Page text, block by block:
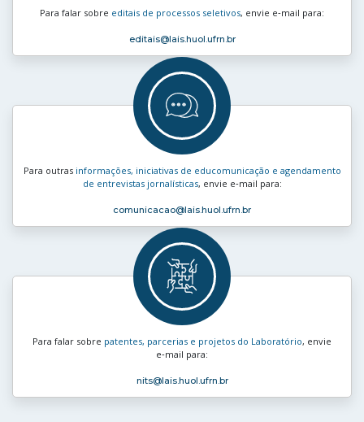
Para falar sobre editais de processos seletivos, envie e‑mail para:
editais@lais.huol.ufrn.br
Para outras informações, iniciativas de educomunicação e agendamento
de entrevistas jornalísticas, envie e‑mail para:
comunicacao@lais.huol.ufrn.br
Para falar sobre patentes, parcerias e projetos do Laboratório, envie
e‑mail para:
nits@lais.huol.ufrn.br